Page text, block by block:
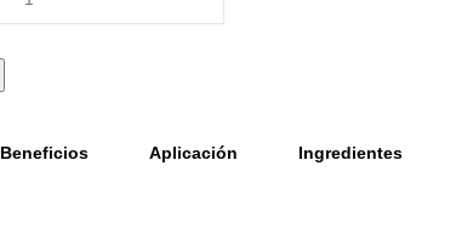
Beneficios Aplicación Ingredientes